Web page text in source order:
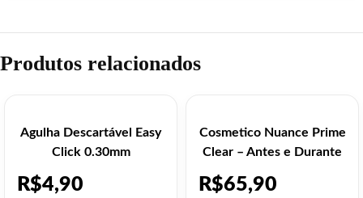
Produtos relacionados
Agulha Descartável Easy
Click 0.30mm
R$4,90
Cosmetico Nuance Prime
Clear – Antes e Durante
R$65,90